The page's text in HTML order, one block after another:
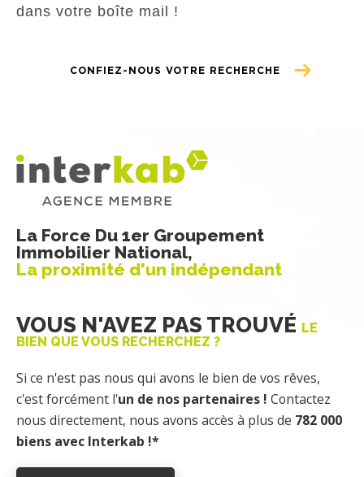
dans votre boîte mail !
CONFIEZ-NOUS VOTRE RECHERCHE
La Force Du 1er Groupement
Immobilier National,
La proximité d'un indépendant
VOUS N'AVEZ PAS TROUVÉ LE
BIEN QUE VOUS RECHERCHEZ ?
Si ce n'est pas nous qui avons le bien de vos rêves,
c'est forcément l'un de nos partenaires ! Contactez
nous directement, nous avons accès à plus de 782 000
biens avec Interkab !*